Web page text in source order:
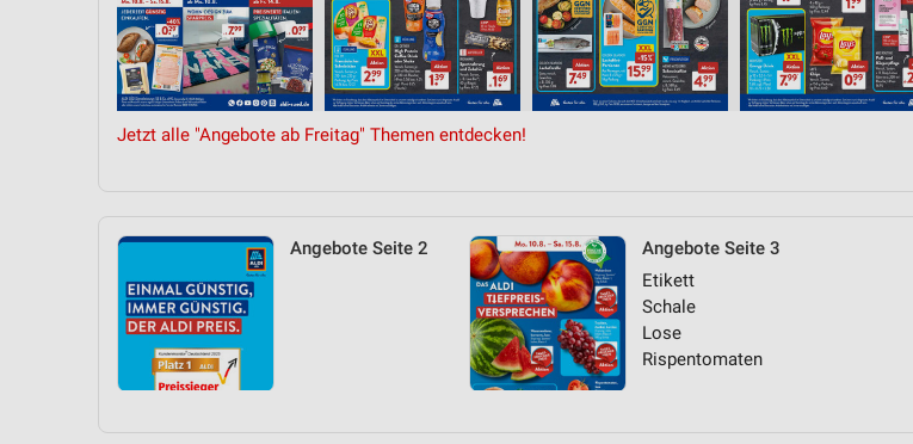
Jetzt alle "Angebote ab Freitag" Themen entdecken!
Angebote Seite 2
Angebote Seite 3
Etikett
Schale
Lose
Rispentomaten
Analyse von Zielgruppen durch Statistiken oder Kombinationen von Daten aus verschiedenen
Entwicklung und Verbesserung der Angebote
Verwendung reduzierter Daten zur Auswahl von Inhalten
Geräte anhand von aktiv angeforderten Informationen identifizieren
Nicht-IAB-Verarbeitungszwecke: